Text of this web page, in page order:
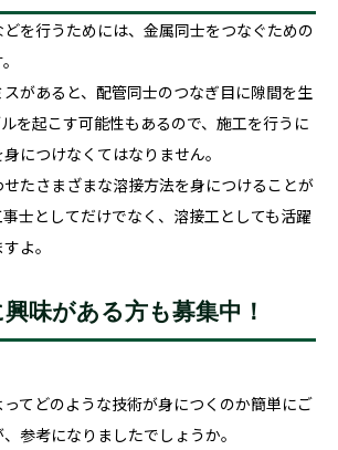
を行うためには、金属同士をつなぐための
があると、配管同士のつなぎ目に隙間を生
を起こす可能性もあるので、施工を行うに
につけなくてはなりません。
たさまざまな溶接方法を身につけることが
士としてだけでなく、溶接工としても活躍
よ。
味がある方も募集中！
てどのような技術が身につくのか簡単にご
参考になりましたでしょうか。